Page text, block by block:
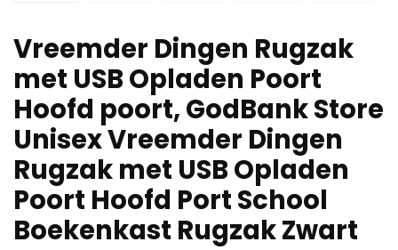
Vreemder Dingen Rugzak
met USB Opladen Poort
Hoofd poort, GodBank Store
Unisex Vreemder Dingen
Rugzak met USB Opladen
Poort Hoofd Port School
Boekenkast Rugzak Zwart